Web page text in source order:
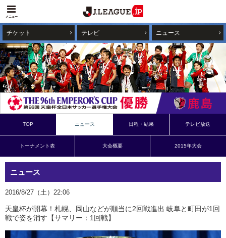
メニュー
チケット テレビ ニュース
TOP ニュース 日程・結果 テレビ放送
トーナメント表 大会概要 2015年大会
ニュース
2016/8/27（土）22:06
天皇杯が開幕！札幌、岡山などが順当に2回戦進出 岐阜と町田が1回
戦で姿を消す【サマリー：1回戦】